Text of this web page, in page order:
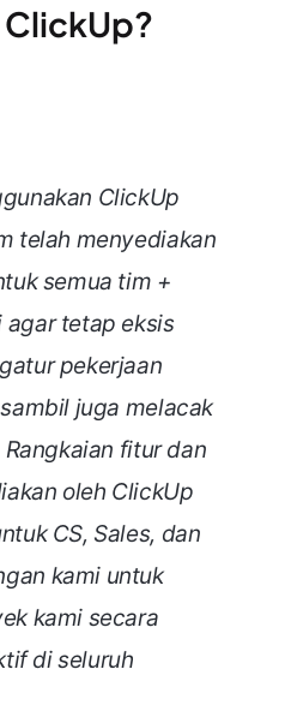
ClickUp
telah menyediakan
semua tim +
agar tetap eksis
pekerjaan
juga melacak
fitur dan
oleh ClickUp
CS, Sales, dan
kami untuk
kami secara
di seluruh